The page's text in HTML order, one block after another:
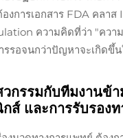
องการเอกสาร FDA คลา
ความคิดที่ว่า "ควา
รรอจนกว่าปัญหาจะเกิดขึ้
วกรรมกับทีมงานข้
ส์ และการรับรอง